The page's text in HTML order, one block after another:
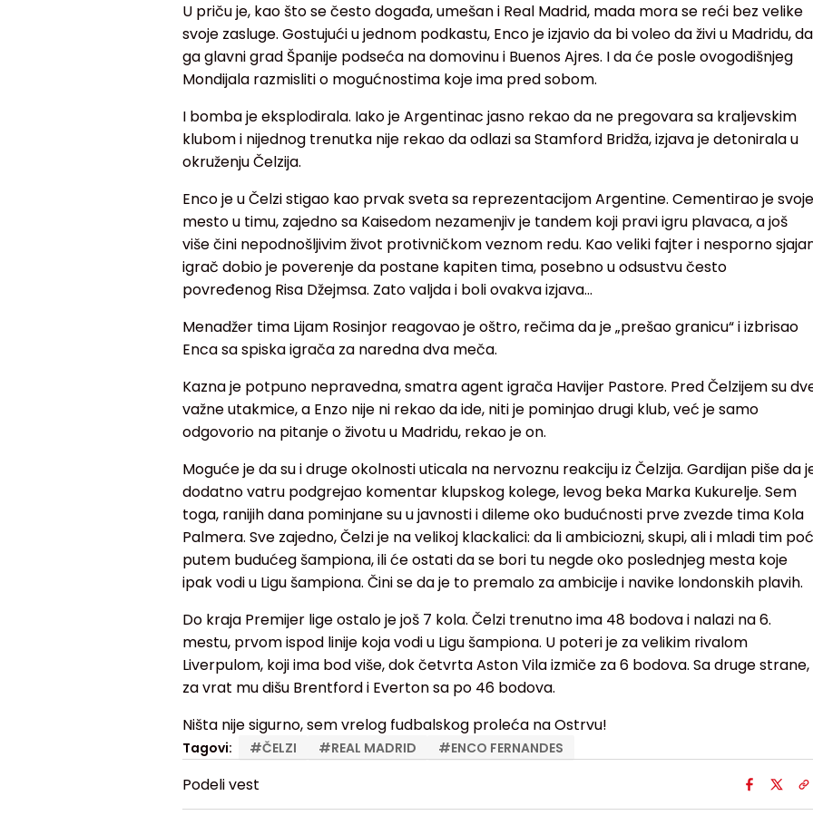
U priču je, kao što se često događa, umešan i Real Madrid, mada mora se reći bez velike
svoje zasluge. Gostujući u jednom podkastu, Enco je izjavio da bi voleo da živi u Madridu, da
ga glavni grad Španije podseća na domovinu i Buenos Ajres. I da će posle ovogodišnjeg
Mondijala razmisliti o mogućnostima koje ima pred sobom.
I bomba je eksplodirala. Iako je Argentinac jasno rekao da ne pregovara sa kraljevskim
klubom i nijednog trenutka nije rekao da odlazi sa Stamford Bridža, izjava je detonirala u
okruženju Čelzija.
Enco je u Čelzi stigao kao prvak sveta sa reprezentacijom Argentine. Cementirao je svoje
mesto u timu, zajedno sa Kaisedom nezamenjiv je tandem koji pravi igru plavaca, a još
više čini nepodnošljivim život protivničkom veznom redu. Kao veliki fajter i nesporno
igrač dobio je poverenje da postane kapiten tima, posebno u odsustvu često
povređenog Risa Džejmsa. Zato valjda i boli ovakva izjava...
Menadžer tima Lijam Rosinjor reagovao je oštro, rečima da je „prešao granicu“ i izbrisao
Enca sa spiska igrača za naredna dva meča.
Kazna je potpuno nepravedna, smatra agent igrača Havijer Pastore. Pred Čelzijem su
važne utakmice, a Enzo nije ni rekao da ide, niti je pominjao drugi klub, već je samo
odgovorio na pitanje o životu u Madridu, rekao je on.
Moguće je da su i druge okolnosti uticala na nervoznu reakciju iz Čelzija. Gardijan piše da
dodatno vatru podgrejao komentar klupskog kolege, levog beka Marka Kukurelje. Sem
toga, ranijih dana pominjane su u javnosti i dileme oko budućnosti prve zvezde tima Kola
Palmera. Sve zajedno, Čelzi je na velikoj klackalici: da li ambiciozni, skupi, ali i mladi tim
putem budućeg šampiona, ili će ostati da se bori tu negde oko poslednjeg mesta koje
ipak vodi u Ligu šampiona. Čini se da je to premalo za ambicije i navike londonskih plavih.
Do kraja Premijer lige ostalo je još 7 kola. Čelzi trenutno ima 48 bodova i nalazi na 6.
mestu, prvom ispod linije koja vodi u Ligu šampiona. U poteri je za velikim rivalom
Liverpulom, koji ima bod više, dok četvrta Aston Vila izmiče za 6 bodova. Sa druge strane,
za vrat mu dišu Brentford i Everton sa po 46 bodova.
Ništa nije sigurno, sem vrelog fudbalskog proleća na Ostrvu!
Tagovi: #ČELZI #REAL MADRID #ENCO FERNANDES
Podeli vest